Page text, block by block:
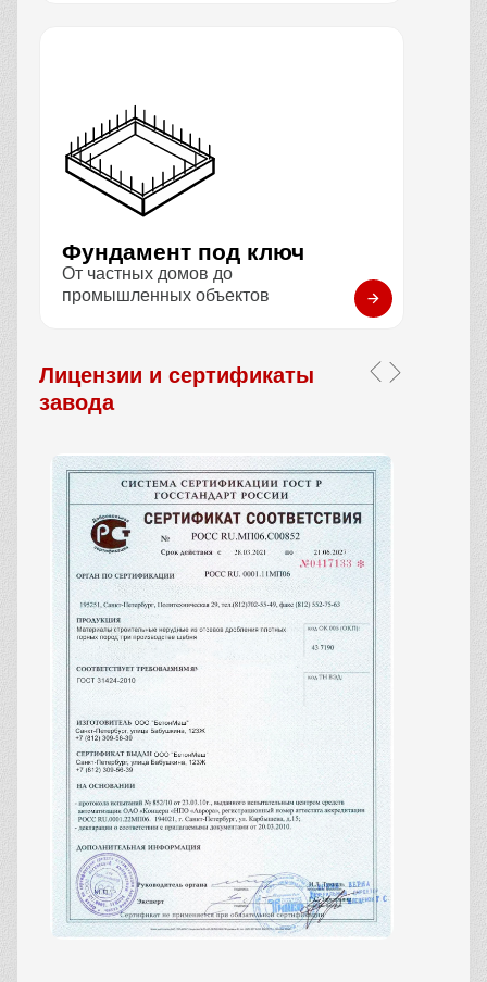
Фундамент под ключ
От частных домов до
промышленных объектов
Лицензии и сертификаты
завода